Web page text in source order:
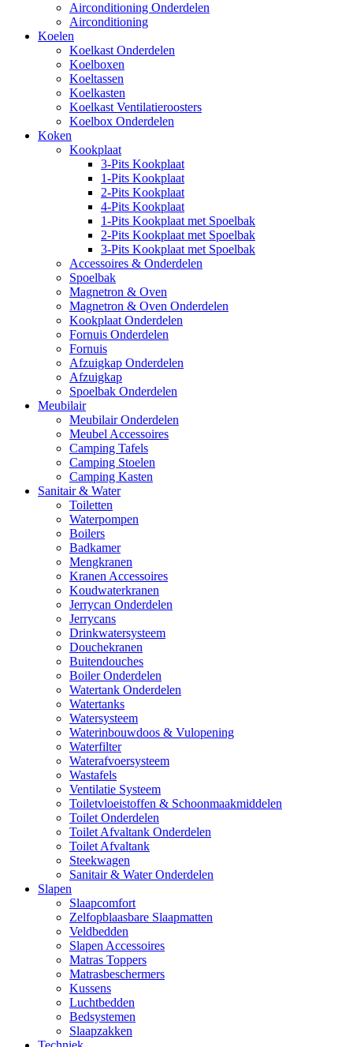
Airconditioning Onderdelen
Airconditioning
Koelen
Koelkast Onderdelen
Koelboxen
Koeltassen
Koelkasten
Koelkast Ventilatieroosters
Koelbox Onderdelen
Koken
Kookplaat
3-Pits Kookplaat
1-Pits Kookplaat
2-Pits Kookplaat
4-Pits Kookplaat
1-Pits Kookplaat met Spoelbak
2-Pits Kookplaat met Spoelbak
3-Pits Kookplaat met Spoelbak
Accessoires & Onderdelen
Spoelbak
Magnetron & Oven
Magnetron & Oven Onderdelen
Kookplaat Onderdelen
Fornuis Onderdelen
Fornuis
Afzuigkap Onderdelen
Afzuigkap
Spoelbak Onderdelen
Meubilair
Meubilair Onderdelen
Meubel Accessoires
Camping Tafels
Camping Stoelen
Camping Kasten
Sanitair & Water
Toiletten
Waterpompen
Boilers
Badkamer
Mengkranen
Kranen Accessoires
Koudwaterkranen
Jerrycan Onderdelen
Jerrycans
Drinkwatersysteem
Douchekranen
Buitendouches
Boiler Onderdelen
Watertank Onderdelen
Watertanks
Watersysteem
Waterinbouwdoos & Vulopening
Waterfilter
Waterafvoersysteem
Wastafels
Ventilatie Systeem
Toiletvloeistoffen & Schoonmaakmiddelen
Toilet Onderdelen
Toilet Afvaltank Onderdelen
Toilet Afvaltank
Steekwagen
Sanitair & Water Onderdelen
Slapen
Slaapcomfort
Zelfopblaasbare Slaapmatten
Veldbedden
Slapen Accessoires
Matras Toppers
Matrasbeschermers
Kussens
Luchtbedden
Bedsystemen
Slaapzakken